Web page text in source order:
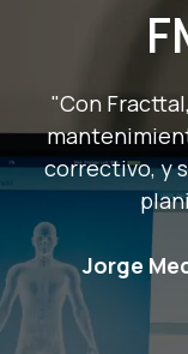
"Con
correctivo, y
Jorge